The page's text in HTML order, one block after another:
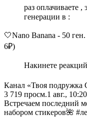
раз оплачиваете ,
генерации в :
🤍Nano Banana - 50
6₽)
Накинете
Канал «Твоя подружка
3 719 просм.1 авг., 10:20
Встречаем последний
набором стикеров🌺